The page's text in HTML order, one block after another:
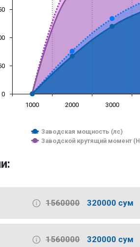
Заводская мощность (лс)
Заводской крутящий момент
1000 2000 3000
0
1560000 320000 сум
1560000 320000 сум